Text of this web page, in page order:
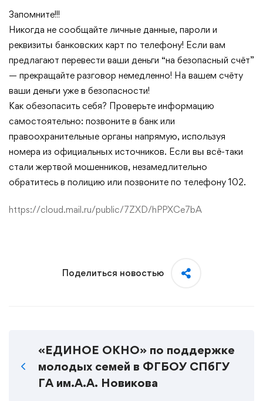
Запомните!!!
Никогда не сообщайте личные данные, пароли и
реквизиты банковских карт по телефону! Если вам
предлагают перевести ваши деньги “на безопасный счёт”
— прекращайте разговор немедленно! На вашем счёту
ваши деньги уже в безопасности!
Как обезопасить себя? Проверьте информацию
самостоятельно: позвоните в банк или
правоохранительные органы напрямую, используя
номера из официальных источников. Если вы всё-таки
стали жертвой мошенников, незамедлительно
обратитесь в полицию или позвоните по телефону 102.
https://cloud.mail.ru/public/7ZXD/hPPXCe7bA
Поделиться новостью
«ЕДИНОЕ ОКНО» по поддержке
молодых семей в ФГБОУ СПбГУ
ГА им.А.А. Новикова